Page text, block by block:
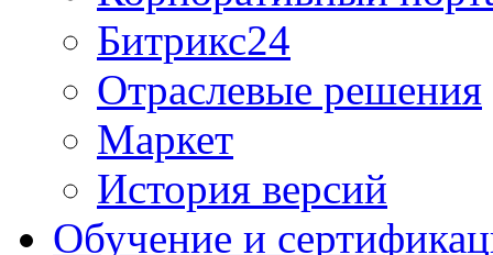
Битрикс24
Отраслевые решения
Маркет
История версий
Обучение и